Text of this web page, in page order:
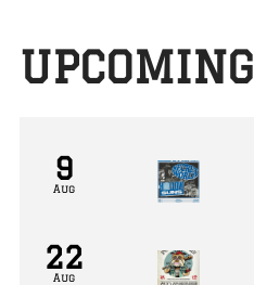
UPCOMING
9
Aug
22
Aug